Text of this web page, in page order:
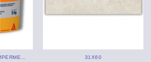
LINHA DE PINTURA E IMPERMEABILIZANTE 31X60